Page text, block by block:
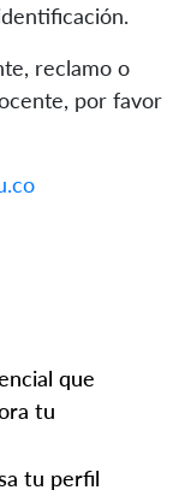
reclamo o
por favor
que
tu
tu perfil